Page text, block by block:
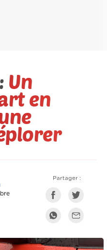
Un
en
Partager :